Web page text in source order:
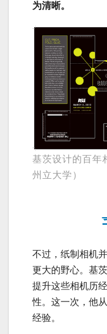
为清晰。
基茨设计的百年
州立大学）
不过，纸制相机
更大的野心。基
提升这些相机历
性。这一次，他
经验。